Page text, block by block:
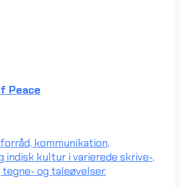
Peace
kommunikation,
indisk kultur i varierede skrive-,
og taleøvelser.